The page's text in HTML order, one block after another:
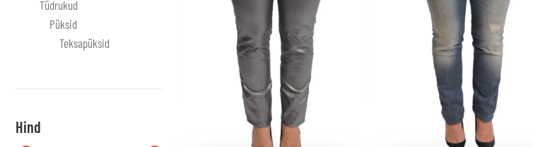
Tüdrukud
Püksid
Teksapüksid
Hind